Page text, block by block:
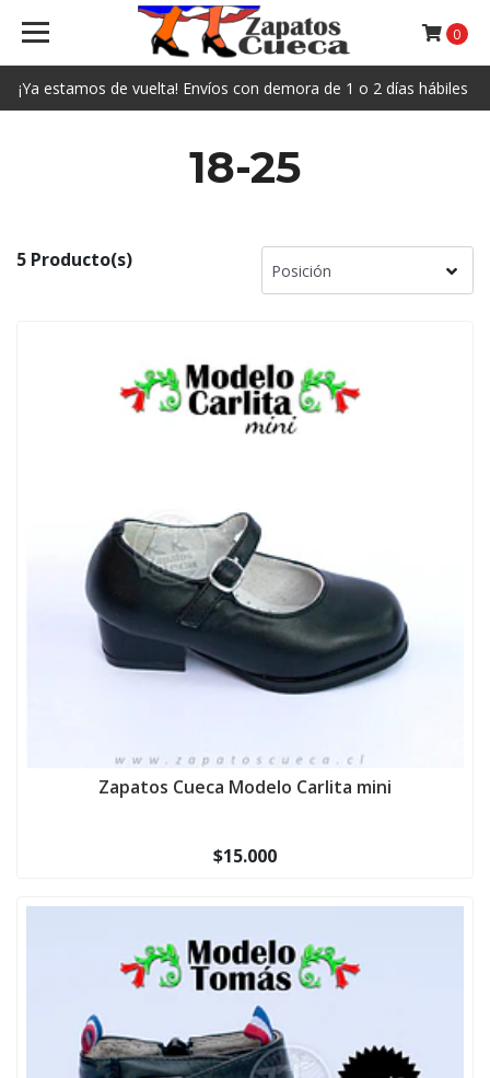
¡Ya estamos de vuelta! Envíos con demora de 1 o 2 días hábiles
0
18-25
5 Producto(s)
Zapatos Cueca Modelo Carlita mini
$15.000